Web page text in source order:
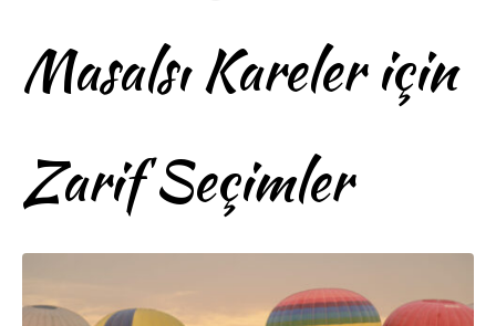
Masalsı Kareler için
Zarif Seçimler